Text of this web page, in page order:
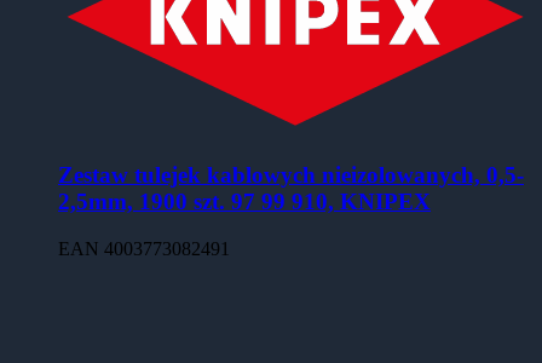
Zestaw tulejek kablowych nieizolowanych, 0,5-
2,5mm, 1900 szt. 97 99 910, KNIPEX
EAN 4003773082491